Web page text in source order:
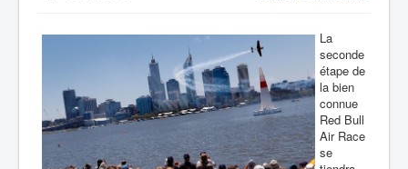
La
seconde
étape de
la bien
connue
Red Bull
Air Race
se